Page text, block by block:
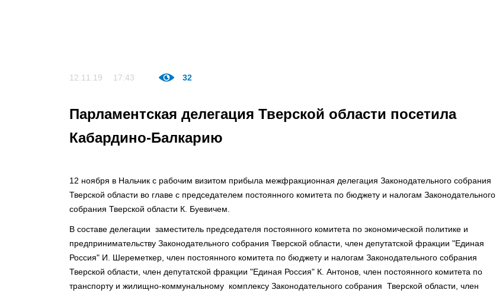
12.11.19 17:43 32
Парламентская делегация Тверской области посетила
Кабардино-Балкарию
12 ноября в Нальчик с рабочим визитом прибыла межфракционная делегация Законодательного собрания
Тверской области во главе с председателем постоянного комитета по бюджету и налогам Законодательного
собрания Тверской области К. Буевичем.
В составе делегации заместитель председателя постоянного комитета по экономической политике и
предпринимательству Законодательного собрания Тверской области, член депутатской фракции "Единая
Россия" И. Шереметкер, член постоянного комитета по бюджету и налогам Законодательного собрания
Тверской области, член депутатской фракции "Единая Россия" К. Антонов, член постоянного комитета по
транспорту и жилищно-коммунальному комплексу Законодательного собрания Тверской области, член